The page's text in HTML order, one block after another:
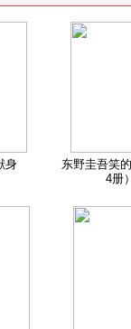
身
东野圭吾笑
4册）